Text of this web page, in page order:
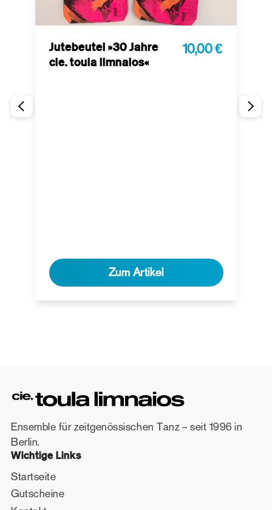
Jutebeutel »30 Jahre
cie. toula limnaios«
10,00 €
Zum Artikel
Ensemble für zeitgenössischen Tanz – seit 1996 in
Berlin.
Wichtige Links
Startseite
Gutscheine